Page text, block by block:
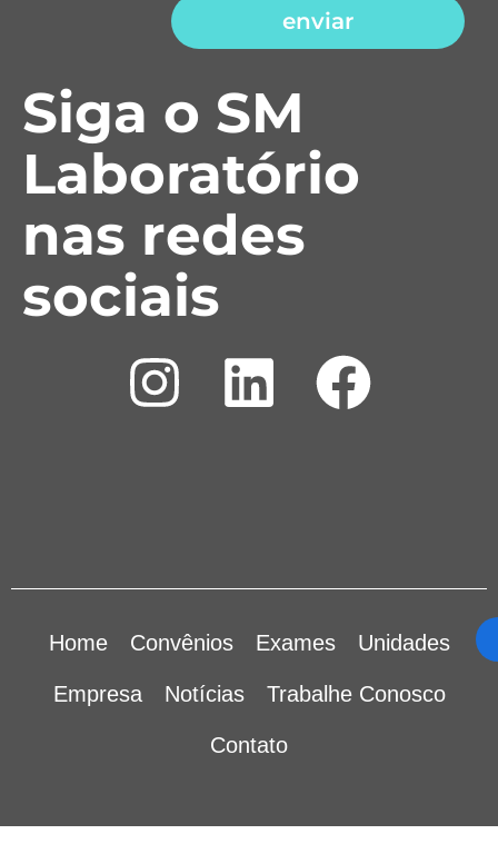
enviar
Siga o SM
Laboratório
nas redes
sociais
Home Convênios Exames Unidades
Empresa Notícias Trabalhe Conosco
Contato